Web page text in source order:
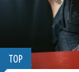
TOP